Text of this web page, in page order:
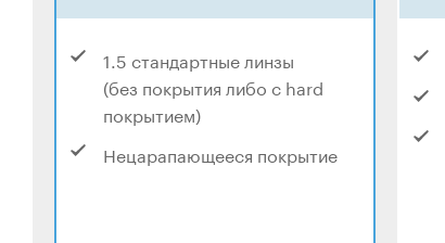
1.5 стандартные линзы
(без покрытия либо с hard
покрытием)
Нецарапающееся покрытие